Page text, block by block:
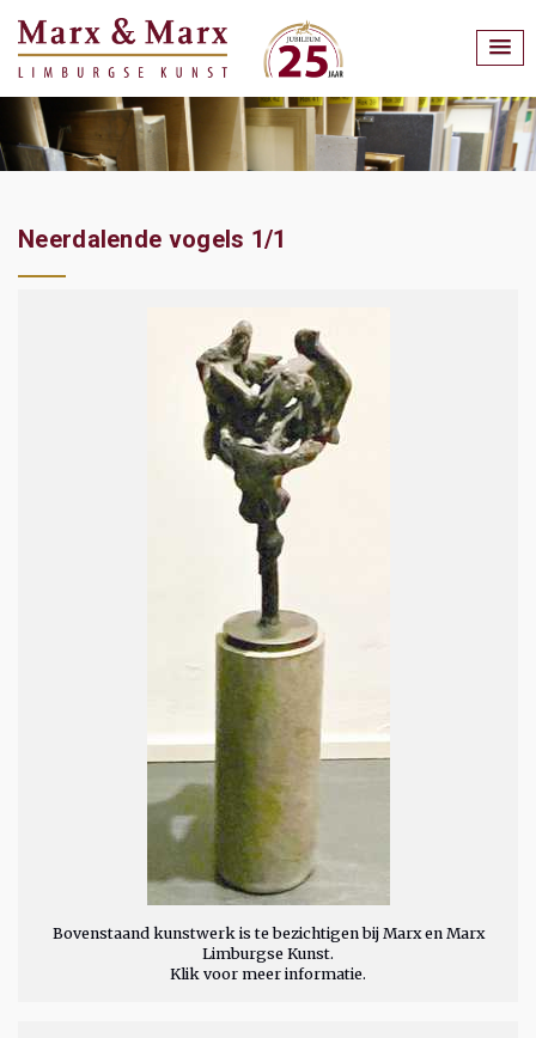
Neerdalende vogels 1/1
Bovenstaand kunstwerk is te bezichtigen bij Marx en Marx
Limburgse Kunst.
Klik voor meer informatie.